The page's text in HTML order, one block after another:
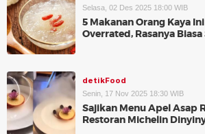
Selasa, 02 Des 2025 18:00 WIB
5 Makanan Orang Kaya
Overrated, Rasanya Biasa
detikFood
Senin, 17 Nov 2025 18:30 WIB
Sajikan Menu Apel Asap
Restoran Michelin